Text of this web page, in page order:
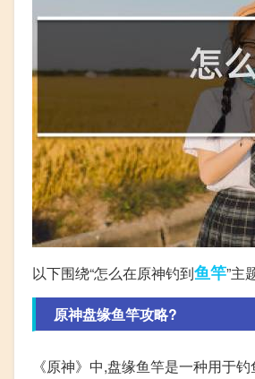
以下围绕“怎么在原神钓到鱼竿”主
原神盘缘鱼竿攻略?
《原神》中,盘缘鱼竿是一种用于